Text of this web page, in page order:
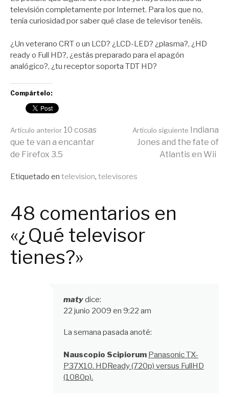
televisión completamente por Internet. Para los que no,
tenía curiosidad por saber qué clase de televisor tenéis.
¿Un veterano CRT o un LCD? ¿LCD-LED? ¿plasma?, ¿HD
ready o Full HD?, ¿estás preparado para el apagón
analógico?, ¿tu receptor soporta TDT HD?
Compártelo:
Seguir
leyendo
Artículo anterior 10 cosas
que te van a encantar
de Firefox 3.5
Artículo siguiente Indiana
Jones and the fate of
Atlantis en Wii
Publicado
Etiquetado en television, televisores
48 comentarios en
«¿Qué televisor
tienes?»
matydice:
22 junio 2009 en 9:22 am
La semana pasada anoté:
Nauscopio Scipiorum Panasonic TX-
P37X10. HDReady (720p) versus FullHD
(1080p).